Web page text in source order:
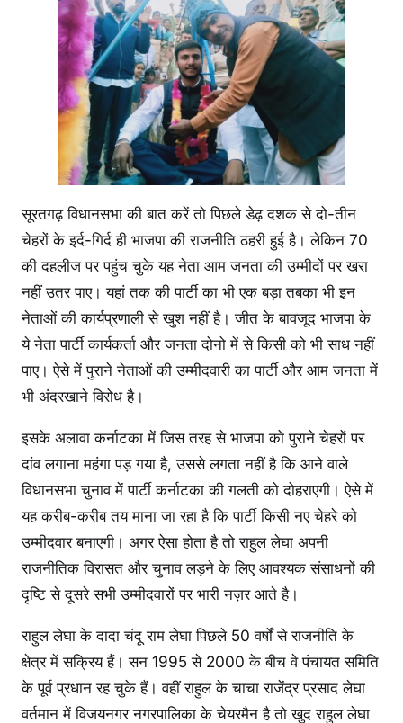
सूरतगढ़ विधानसभा की बात करें तो पिछले डेढ़ दशक से दो-तीन
चेहरों के इर्द-गिर्द ही भाजपा की राजनीति ठहरी हुई है। लेकिन 70
की दहलीज पर पहुंच चुके यह नेता आम जनता की उम्मीदों पर खरा
नहीं उतर पाए। यहां तक की पार्टी का भी एक बड़ा तबका भी इन
नेताओं की कार्यप्रणाली से खुश नहीं है। जीत के बावजूद भाजपा के
ये नेता पार्टी कार्यकर्ता और जनता दोनो में से किसी को भी साध नहीं
पाए। ऐसे में पुराने नेताओं की उम्मीदवारी का पार्टी और आम जनता में
भी अंदरखाने विरोध है।
इसके अलावा कर्नाटका में जिस तरह से भाजपा को पुराने चेहरों पर
दांव लगाना महंगा पड़ गया है, उससे लगता नहीं है कि आने वाले
विधानसभा चुनाव में पार्टी कर्नाटका की गलती को दोहराएगी। ऐसे में
यह करीब-करीब तय माना जा रहा है कि पार्टी किसी नए चेहरे को
उम्मीदवार बनाएगी। अगर ऐसा होता है तो राहुल लेघा अपनी
राजनीतिक विरासत और चुनाव लड़ने के लिए आवश्यक संसाधनों की
दृष्टि से दूसरे सभी उम्मीदवारों पर भारी नज़र आते है।
राहुल लेघा के दादा चंदू राम लेघा पिछले 50 वर्षों से राजनीति के
क्षेत्र में सक्रिय हैं। सन 1995 से 2000 के बीच वे पंचायत समिति
के पूर्व प्रधान रह चुके हैं। वहीं राहुल के चाचा राजेंद्र प्रसाद लेघा
वर्तमान में विजयनगर नगरपालिका के चेयरमैन है तो खुद राहुल लेघा